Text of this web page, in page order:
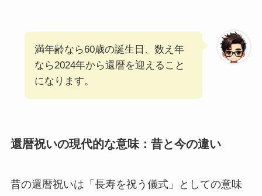
満年齢なら60歳の誕生日、数え年
なら2024年から還暦を迎えること
になります。
還暦祝いの現代的な意味：昔と今の違い
昔の還暦祝いは「長寿を祝う儀式」としての意味